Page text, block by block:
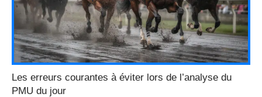
Les erreurs courantes à éviter lors de l’analyse du
PMU du jour